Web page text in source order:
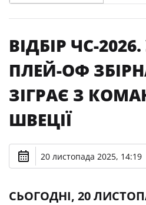
ВІДБІР ЧС-
ПЛЕЙ-ОФ
ЗІГРАЄ З
ШВЕЦІЇ
20 листопада 2025, 14:19
СЬОГОДНІ, 20